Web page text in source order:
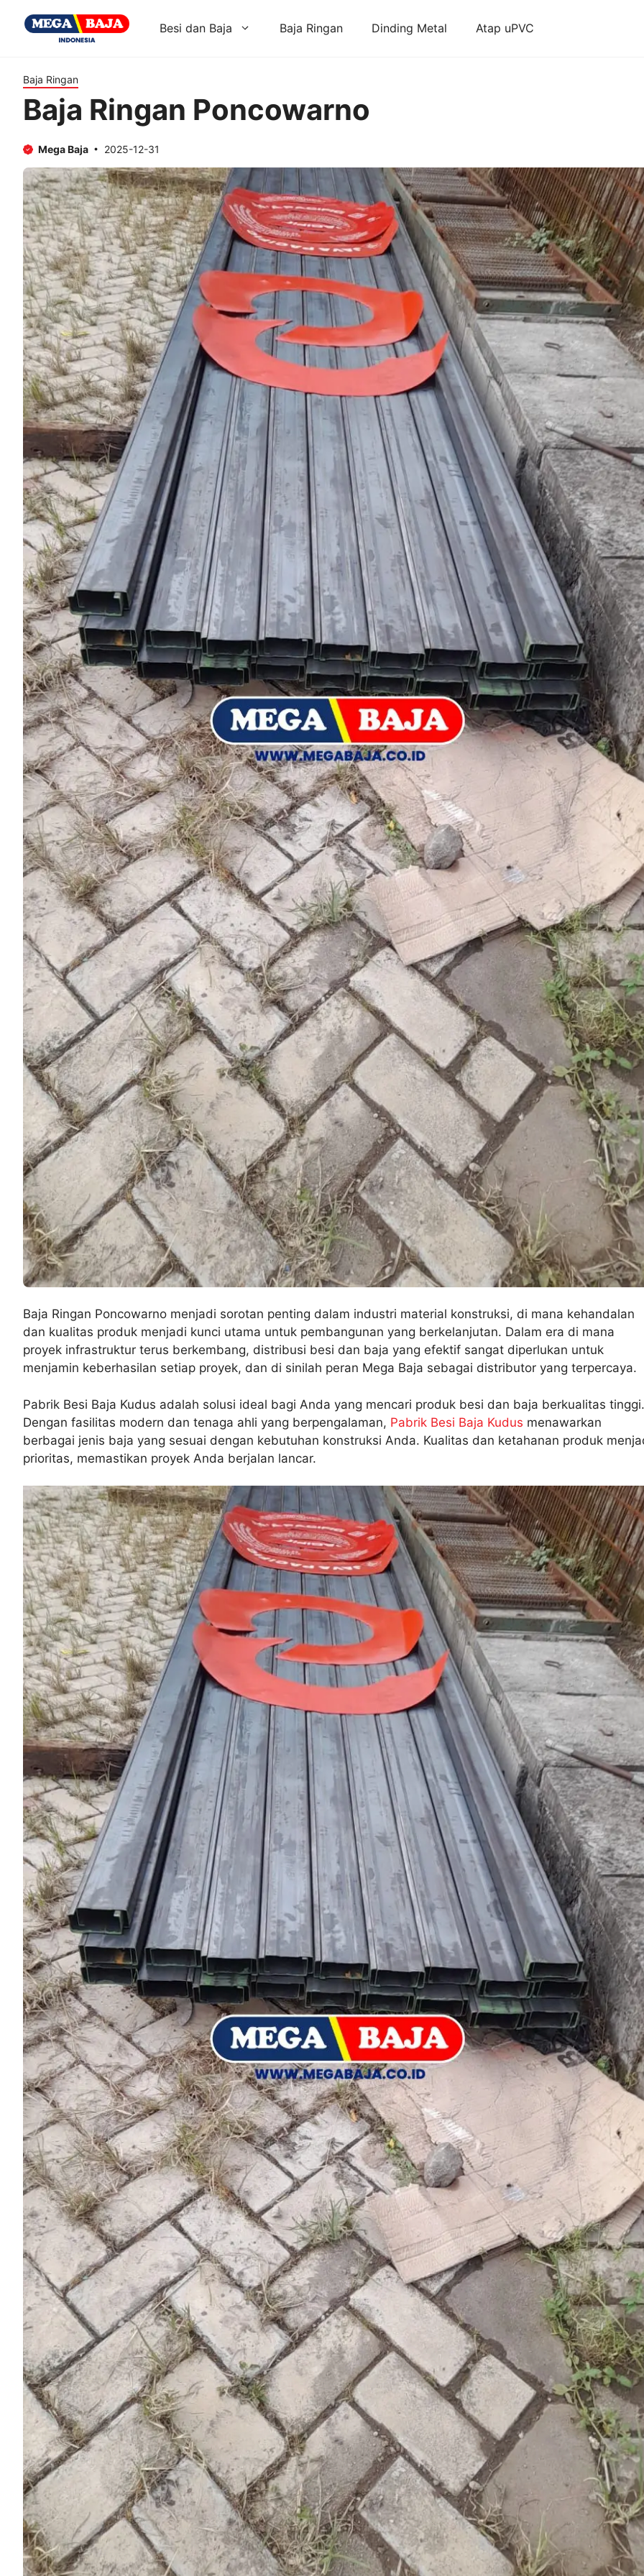
Besi dan Baja Baja Ringan Dinding Metal Atap uPVC
Baja Ringan
Baja Ringan Poncowarno
Mega Baja 2025-12-31
Baja Ringan Poncowarno menjadi sorotan penting dalam industri material konstruksi, di mana kehandalan
dan kualitas produk menjadi kunci utama untuk pembangunan yang berkelanjutan. Dalam era di mana
proyek infrastruktur terus berkembang, distribusi besi dan baja yang efektif sangat diperlukan untuk
menjamin keberhasilan setiap proyek, dan di sinilah peran Mega Baja sebagai distributor yang terpercaya.
Pabrik Besi Baja Kudus adalah solusi ideal bagi Anda yang mencari produk besi dan baja berkualitas tinggi.
Dengan fasilitas modern dan tenaga ahli yang berpengalaman, Pabrik Besi Baja Kudus menawarkan
berbagai jenis baja yang sesuai dengan kebutuhan konstruksi Anda. Kualitas dan ketahanan produk
prioritas, memastikan proyek Anda berjalan lancar.